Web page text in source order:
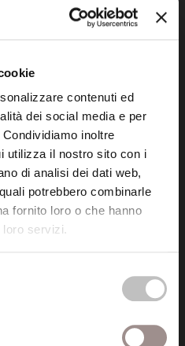
contenuti ed
dei social media e per
inoltre
utilizza il nostro sito con i
di analisi dei dati web,
potrebbero combinarle
fornito loro o che hanno
servizi.
(PEC)